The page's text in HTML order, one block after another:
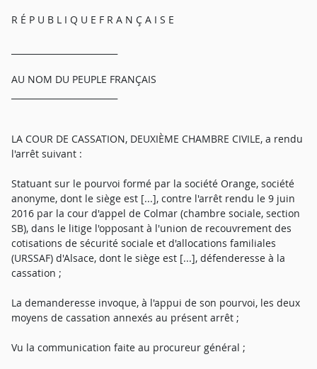
R É P U B L I Q U E F R A N Ç A I S E
AU NOM DU PEUPLE FRANÇAIS
LA COUR DE CASSATION, DEUXIÈME CHAMBRE CIVILE, a rendu
l'arrêt suivant :
Statuant sur le pourvoi formé par la société Orange, société
anonyme, dont le siège est [...], contre l'arrêt rendu le 9 juin
2016 par la cour d'appel de Colmar (chambre sociale, section
SB), dans le litige l'opposant à l'union de recouvrement des
cotisations de sécurité sociale et d'allocations familiales
(URSSAF) d'Alsace, dont le siège est [...], défenderesse à la
cassation ;
La demanderesse invoque, à l'appui de son pourvoi, les deux
moyens de cassation annexés au présent arrêt ;
Vu la communication faite au procureur général ;